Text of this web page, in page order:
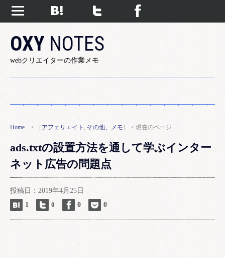
OXY NOTES
webクリエイターの作業メモ
Home > ［ アフェリエイト , その他、メモ ］ > 現在のページ
ads.txtの設置方法を通して学ぶインター
ネット広告の問題点
投稿日：2019年4月25日
1
0 0 0